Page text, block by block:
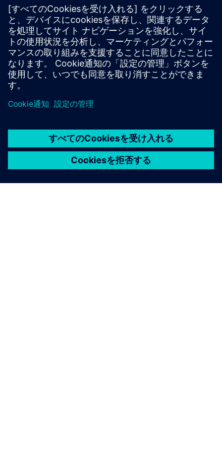
技術者向けのAIを活用した作業指示、マイクロトレーニン
グ、トラブルシューティング、知識管理を組み合わせたも
のです。AIのおかげで、検索時間と生産性向上までの時間
が短縮され、ダウンタイムコスト、品質コスト、オンボー
ディングコストが削減されます
詳細情報